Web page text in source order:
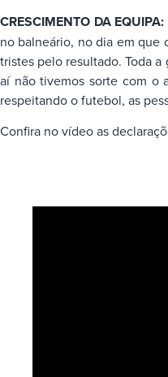
CRESCIMENTO DA EQUIPA:
no balneário, no dia em que
tristes pelo resultado. Toda
aí não tivemos sorte com o
respeitando o futebol, as
Confira no vídeo as